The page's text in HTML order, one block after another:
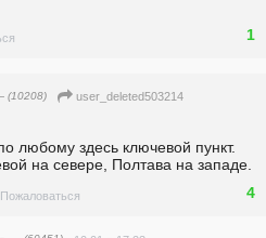
1
(10208)
user_deleted503214
любому здесь ключевой пункт.
на севере, Полтава на западе.
Пожаловаться 4